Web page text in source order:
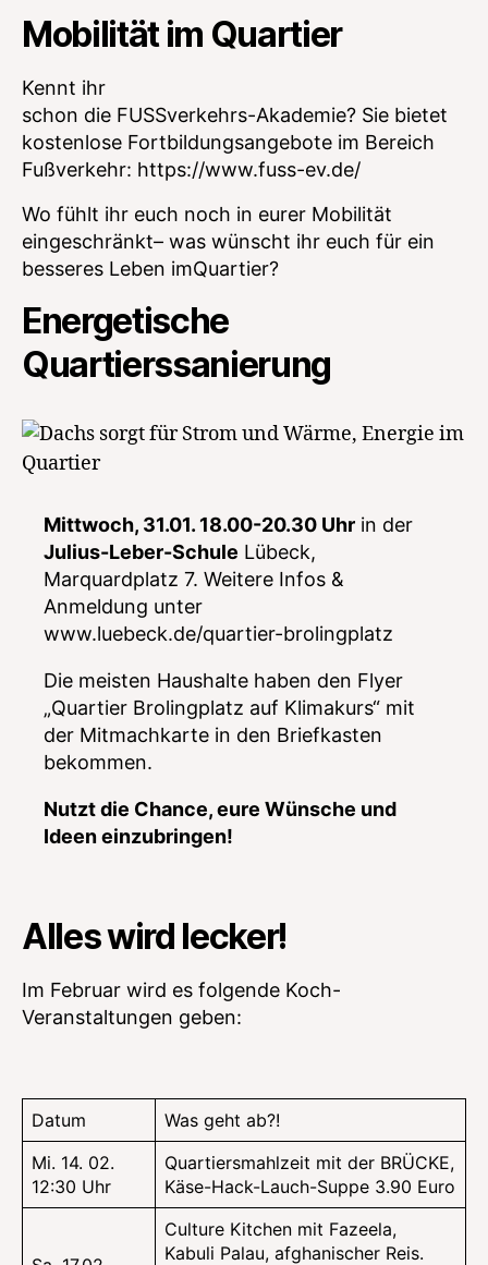
Mobilität im Quartier
Kennt ihr
schon die FUSSverkehrs-Akademie? Sie bietet
kostenlose Fortbildungsangebote im Bereich
Fußverkehr: https://www.fuss-ev.de/
Wo fühlt ihr euch noch in eurer Mobilität
eingeschränkt– was wünscht ihr euch für ein
besseres Leben imQuartier?
Energetische
Quartierssanierung
Mittwoch, 31.01. 18.00-20.30 Uhr in der
Julius-Leber-Schule Lübeck,
Marquardplatz 7. Weitere Infos &
Anmeldung unter
www.luebeck.de/quartier-brolingplatz
Die meisten Haushalte haben den Flyer
„Quartier Brolingplatz auf Klimakurs“ mit
der Mitmachkarte in den Briefkasten
bekommen.
Nutzt die Chance, eure Wünsche und
Ideen einzubringen!
Alles wird lecker!
Im Februar wird es folgende Koch-
Veranstaltungen geben:
Datum
Was geht ab?!
Mi. 14. 02.
12:30 Uhr
Quartiersmahlzeit mit der BRÜCKE,
Käse-Hack-Lauch-Suppe 3.90 Euro
Culture Kitchen mit Fazeela,
Kabuli Palau, afghanischer Reis.